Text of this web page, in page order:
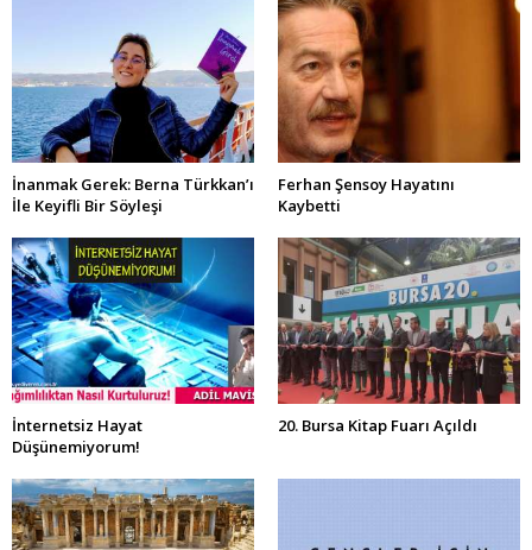
İnanmak Gerek: Berna Türkkan’ı
İle Keyifli Bir Söyleşi
Ferhan Şensoy Hayatını
Kaybetti
İnternetsiz Hayat
Düşünemiyorum!
20. Bursa Kitap Fuarı Açıldı